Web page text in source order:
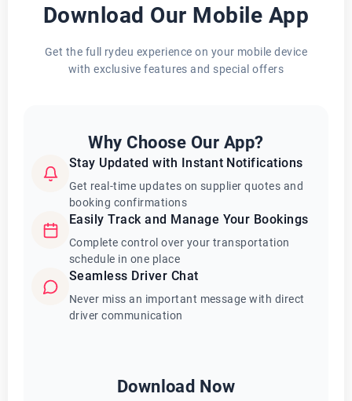
Download Our Mobile App
Get the full rydeu experience on your mobile device
with exclusive features and special offers
Why Choose Our App?
Stay Updated with Instant Notifications
Get real-time updates on supplier quotes and
booking confirmations
Easily Track and Manage Your Bookings
Complete control over your transportation
schedule in one place
Seamless Driver Chat
Never miss an important message with direct
driver communication
Download Now